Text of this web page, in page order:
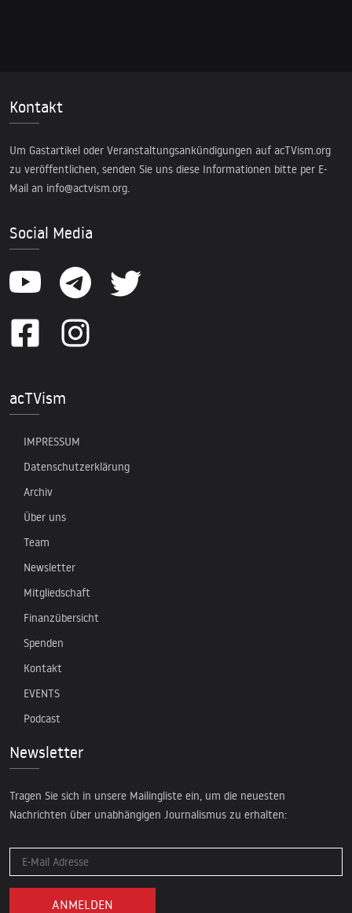
Kontakt
Um Gastartikel oder Veranstaltungsankündigungen auf acTVism.org
zu veröffentlichen, senden Sie uns diese Informationen bitte per E-
Mail an info@actvism.org.
Social Media
acTVism
IMPRESSUM
Datenschutzerklärung
Archiv
Über uns
Team
Newsletter
Mitgliedschaft
Finanzübersicht
Spenden
Kontakt
EVENTS
Podcast
Newsletter
Tragen Sie sich in unsere Mailingliste ein, um die neuesten
Nachrichten über unabhängigen Journalismus zu erhalten: